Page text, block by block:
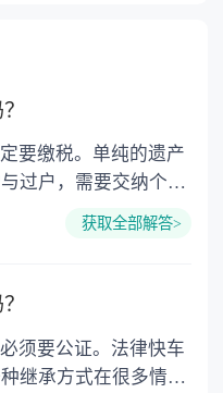
过户，需要交纳个人
与过户是没有增值税
缴纳 4. 土
获取全部解答>
继承方式在很多情况